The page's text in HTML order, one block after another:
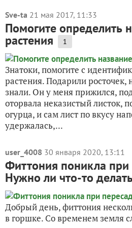
Sve-ta 21 мая 2017, 11:33
Помогите определить
растения 1
Знатоки, помогите с
растения. Подарили росточек,
знали. Он у меня прижился,
оторвала неказистый листок,
огурца, и сам лист по вкусу
удержалась,...
user_4008 30 января 2020, 13:11
Фиттония поникла при
Нужно ли что-то
Добрый день, фиттония
в горшке. Со временем земля